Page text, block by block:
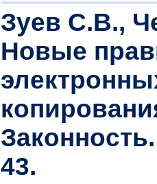
Зуев С.В.,
Новые
43.